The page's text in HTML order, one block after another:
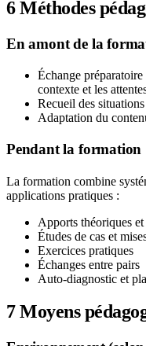
6Méthodes
En amont de la
Échange
contexte et les
Recueil des
Adaptation du
Pendant la formation
La formation combine
applications pratiques :
Apports théoriques
Études de cas et
Exercices pratiques
Échanges entre pairs
Auto-diagnostic et
7Moyens